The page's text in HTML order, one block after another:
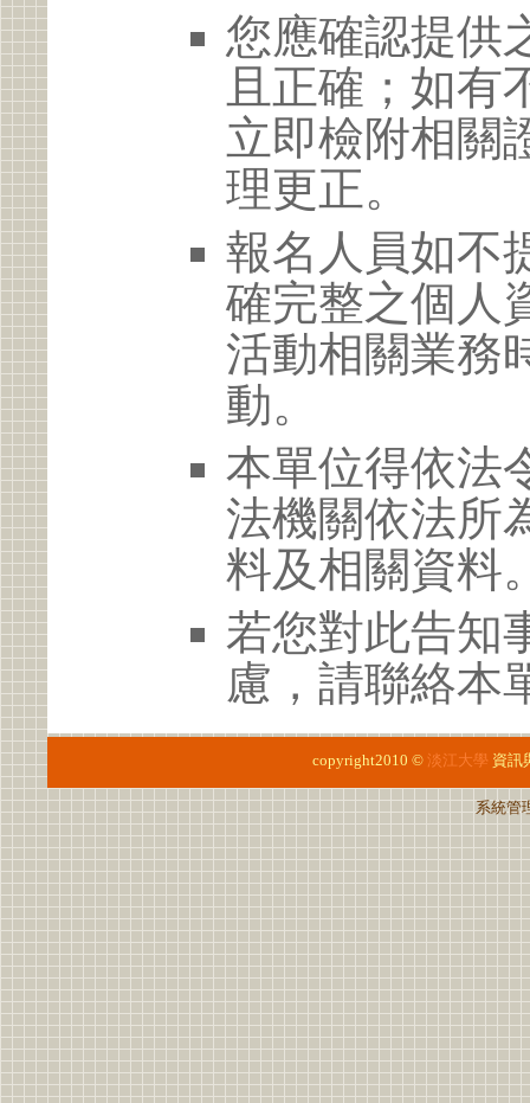
您應確認提供
且正確；如有
立即檢附相關
理更正。
報名人員如不
確完整之個人
活動相關業務
動。
本單位得依法
法機關依法所
料及相關資料
若您對此告知
慮，請聯絡本
copyright2010 © 淡江大學 資訊
系統管